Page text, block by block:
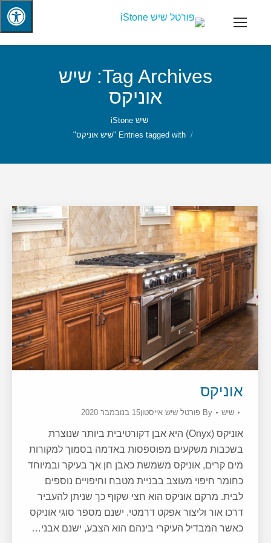
Tag Archives: שיש
אוניקס
שיש iStone
Entries tagged with "שיש אוניקס"
אוניקס
שיש By פורטל שיש אייסטון15 בנובמבר 2020
אוניקס (Onyx) היא אבן דקורטיבית ביותר שנוצרת
בשכבות משקעים מפוספסות באדמה בסמוך למקורות
מים קרים, אוניקס משמשת כאבן חן אך בעיקר ובמיוחד
כחומר חיפוי מעוצב בבניית מטבח וחיפויים נוספים
לבית. מרקם אוניקס הוא חצי שקוף כך שניתן להעביר
דרכו אור וליצור אפקט דרמטי. ישנם מספר סוגי אוניקס
כאשר המבדיל העיקרי בינהם הוא הצבע, ישנם אבני…